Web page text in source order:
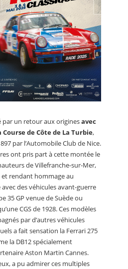
par un retour aux originesavec
de Côte de La Turbie,
par l’Automobile Club de Nice.
ont pris part à cette montée le
de Villefranche-sur-Mer,
rendant hommage au
des véhicules avant-guerre
35 GP venue de Suède ou
CGS de 1928. Ces modèles
par d’autres véhicules
a fait sensation la Ferrari 275
la DB12 spécialement
Aston Martin Cannes.
a pu admirer ces multiples